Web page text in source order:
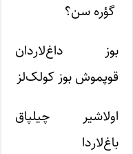
گؤره سن؟
بوز داغ‌لاردان
قوپموش بوز کولک‌لز
اولاشیر چیلپاق
باغ‌لاردا